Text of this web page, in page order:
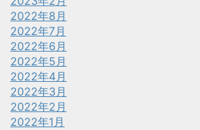
2022年8月
2022年7月
2022年6月
2022年5月
2022年4月
2022年3月
2022年2月
2022年1月